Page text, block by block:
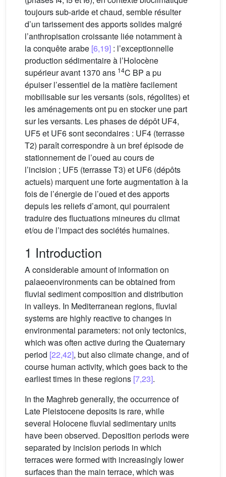
toujours sub-aride et chaud, semble résulter
d’un tarissement des apports solides malgré
l’anthropisation croissante liée notamment à
la conquête arabe [6,19] : l’exceptionnelle
production sédimentaire à l’Holocène
supérieur avant 1370 ans 14C BP a pu
épuiser l’essentiel de la matière facilement
mobilisable sur les versants (sols, régolites) et
les aménagements ont pu en stocker une part
sur les versants. Les phases de dépôt UF4,
UF5 et UF6 sont secondaires : UF4 (terrasse
T2) paraît correspondre à un bref épisode de
stationnement de l’oued au cours de
l’incision ; UF5 (terrasse T3) et UF6 (dépôts
actuels) marquent une forte augmentation à la
fois de l’énergie de l’oued et des apports
depuis les reliefs d’amont, qui pourraient
traduire des fluctuations mineures du climat
et/ou de l’impact des sociétés humaines.
1 Introduction
A considerable amount of information on
palaeoenvironments can be obtained from
fluvial sediment composition and distribution
in valleys. In Mediterranean regions, fluvial
systems are highly reactive to changes in
environmental parameters: not only tectonics,
which was often active during the Quaternary
period [22,42], but also climate change, and of
course human activity, which goes back to the
earliest times in these regions [7,23].
In the Maghreb generally, the occurrence of
Late Pleistocene deposits is rare, while
several Holocene fluvial sedimentary units
have been observed. Deposition periods were
separated by incision periods in which
terraces were formed with increasingly lower
surfaces than the main terrace, which was